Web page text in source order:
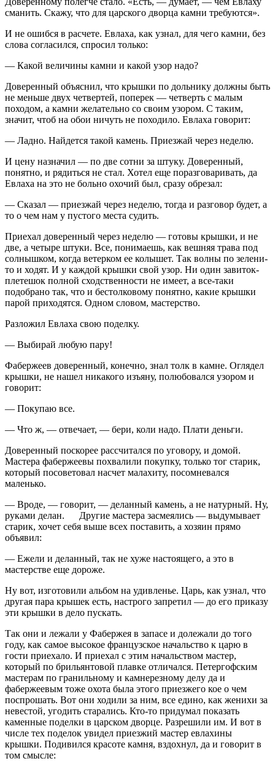
сманить. Скажу, что для царского дворца камни требуются».
И не ошибся в расчете. Евлаха, как узнал, для чего камни, без
слова согласился, спросил только:
— Какой величины камни и какой узор надо?
Доверенный объяснил, что крышки по дольнику должны быть
не меньше двух четвертей, поперек — четверть с малым
походом, а камни желательно со своим узором. С таким,
значит, чтоб на обои ничуть не походило. Евлаха говорит:
— Ладно. Найдется такой камень. Приезжай через неделю.
И цену назначил — по две сотни за штуку. Доверенный,
понятно, и рядиться не стал. Хотел еще поразговаривать, да
Евлаха на это не больно охочий был, сразу обрезал:
— Сказал — приезжай через неделю, тогда и разговор будет, а
то о чем нам у пустого места судить.
Приехал доверенный через неделю — готовы крышки, и не
две, а четыре штуки. Все, понимаешь, как вешняя трава под
солнышком, когда ветерком ее колышет. Так волны по зелени-
то и ходят. И у каждой крышки свой узор. Ни один завиток-
плетешок полной сходственности не имеет, а все-таки
подобрано так, что и бестолковому понятно, какие крышки
парой приходятся. Одном словом, мастерство.
Разложил Евлаха свою поделку.
— Выбирай любую пару!
Фабержеев доверенный, конечно, знал толк в камне. Оглядел
крышки, не нашел никакого изъяну, полюбовался узором и
говорит:
— Покупаю все.
— Что ж, — отвечает, — бери, коли надо. Плати деньги.
Доверенный поскорее рассчитался по уговору, и домой.
Мастера фабержеевы похвалили покупку, только тог старик,
который посоветовал насчет малахиту, посомневался
маленько.
— Вроде, — говорит, — деланный камень, а не натурный. Ну,
руками делан. Другие мастера засмеялись — выдумывает
старик, хочет себя выше всех поставить, а хозяин прямо
объявил:
— Ежели и деланный, так не хуже настоящего, а это в
мастерстве еще дороже.
Ну вот, изготовили альбом на удивленье. Царь, как узнал, что
другая пара крышек есть, настрого запретил — до его приказу
эти крышки в дело пускать.
Так они и лежали у Фабержея в запасе и долежали до того
году, как самое высокое французское начальство к царю в
гости приехало. И приехал с этим начальством мастер,
который по брильянтовой плавке отличался. Петергофским
мастерам по гранильному и камнерезному делу да и
фабержеевым тоже охота была этого приезжего кое о чем
поспрошать. Вот они ходили за ним, все едино, как женихи за
невестой, угодить старались. Кто-то придумал показать
каменные поделки в царском дворце. Разрешили им. И вот в
числе тех поделок увидел приезжий мастер евлахины
крышки. Подивился красоте камня, вздохнул, да и говорит в
том смысле: